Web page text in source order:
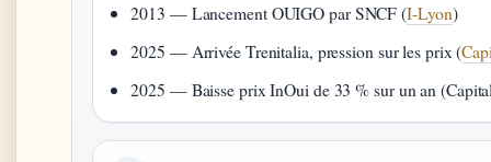
2013 — Lancement OUIGO par SNCF (I-Lyon)
2025 — Arrivée Trenitalia, pression sur les prix (
2025 — Baisse prix InOui de 33 % sur un an